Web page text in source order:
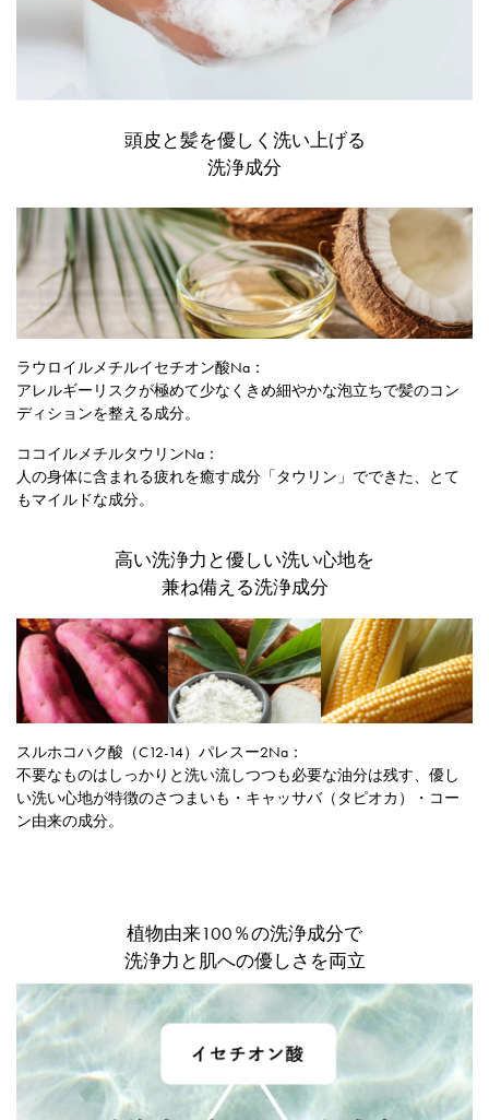
頭皮と髪を優しく洗い上げる
洗浄成分
ラウロイルメチルイセチオン酸Na：
アレルギーリスクが極めて少なくきめ細やかな泡立ちで髪のコン
ディションを整える成分。
ココイルメチルタウリンNa：
人の身体に含まれる疲れを癒す成分「タウリン」でできた、とて
もマイルドな成分。
高い洗浄力と優しい洗い心地を
兼ね備える洗浄成分
スルホコハク酸（C12-14）パレスー2Na：
不要なものはしっかりと洗い流しつつも必要な油分は残す、優し
い洗い心地が特徴のさつまいも・キャッサバ（タピオカ）・コー
ン由来の成分。
植物由来100％の洗浄成分で
洗浄力と肌への優しさを両立